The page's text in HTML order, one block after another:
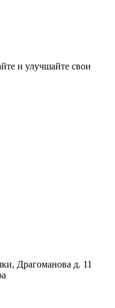
и улучшайте свои
Драгоманова д. 11